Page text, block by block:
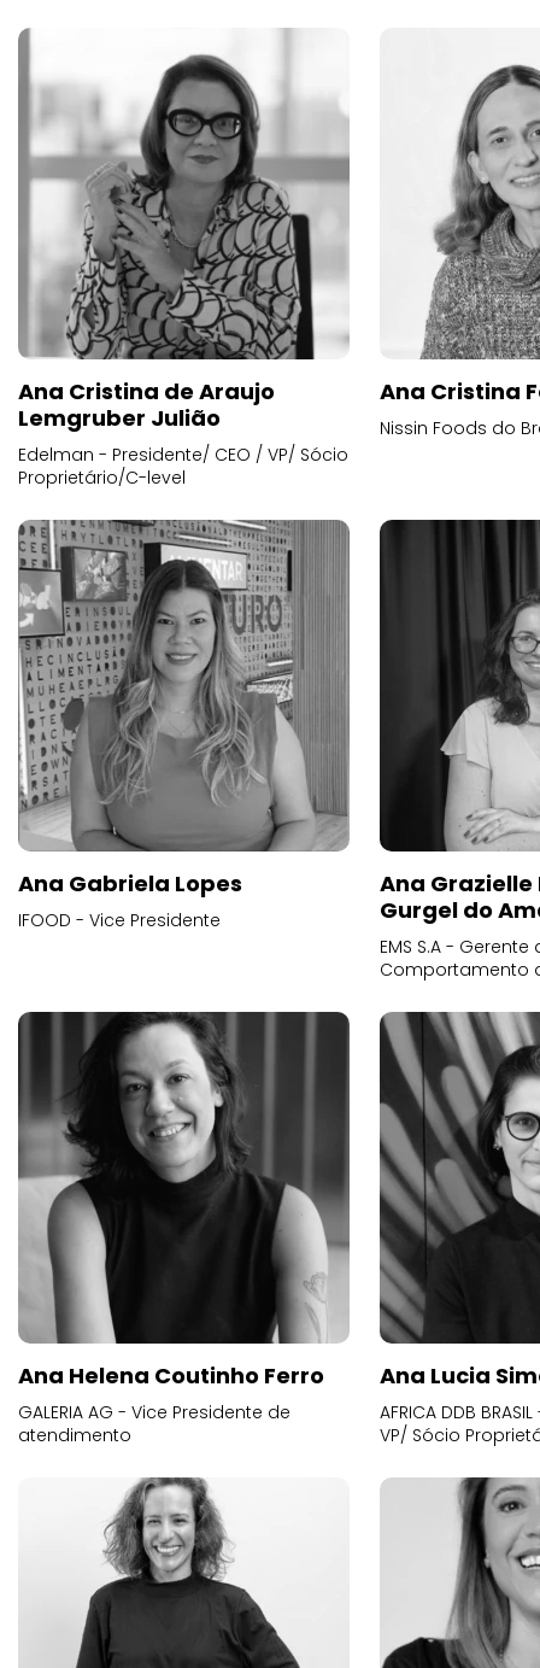
Ana Cristina de Araujo
Lemgruber Julião
Edelman - Presidente/ CEO / VP/ Sócio
Proprietário/C-level
Ana Cristina
Nissin Foods do
Ana Gabriela Lopes
IFOOD - Vice Presidente
Ana
Gurgel do
EMS S.A -
Comportamento
Ana Helena Coutinho Ferro
GALERIA AG - Vice Presidente de
atendimento
Ana Lucia
AFRICA DDB
VP/ Sócio